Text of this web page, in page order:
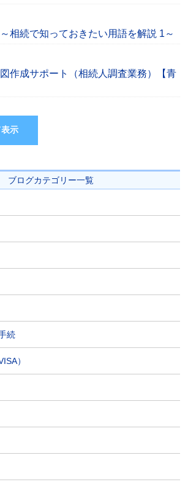
相続で知っておきたい用語を解説 1～
作成サポート（相続人調査業務）【青
示
ブログカテゴリー一覧
続
）